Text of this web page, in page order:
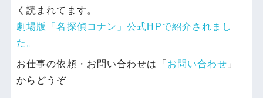
く読まれてます。
劇場版「名探偵コナン」公式HPで紹介されまし
た。
お仕事の依頼・お問い合わせは「 お問い合わせ 」
からどうぞ